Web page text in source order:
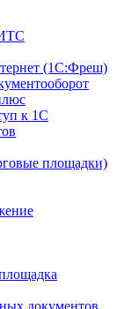
(1С:Фреш)
к 1С
площадки)
документов